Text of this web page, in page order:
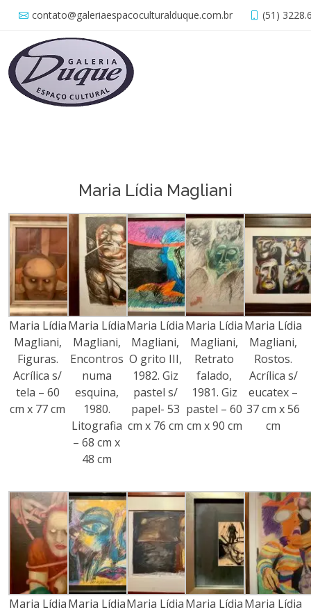
contato@galeriaespacoculturalduque.com.br (51)
Maria Lídia Magliani
Maria Lídia
Magliani,
Figuras.
Acrílica s/
tela – 60
cm x 77 cm
Maria Lídia
Magliani,
Encontros
numa
esquina,
1980.
Litografia
– 68 cm x
48 cm
Maria Lídia
Magliani,
O grito III,
1982. Giz
pastel s/
papel- 53
cm x 76 cm
Maria Lídia
Magliani,
Retrato
falado,
1981. Giz
pastel – 60
cm x 90 cm
Maria Lídia
Magliani,
Rostos.
Acrílica s/
eucatex –
37 cm x 56
cm
Maria LídiaMaria LídiaMaria LídiaMaria LídiaMaria Lídia